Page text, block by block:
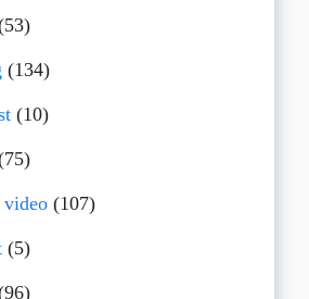
(134)
(10)
video(107)
(5)